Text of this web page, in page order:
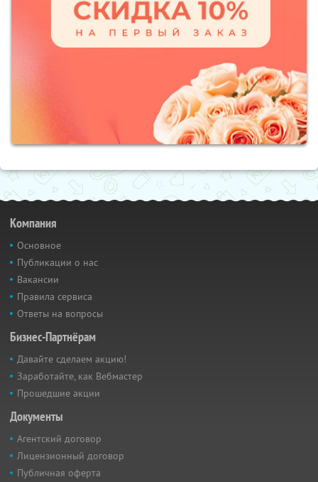
Компания
Основное
Публикации о нас
Вакансии
Правила сервиса
Ответы на вопросы
Бизнес-Партнёрам
Давайте сделаем акцию!
Заработайте, как Вебмастер
Прошедшие акции
Документы
Агентский договор
Лицензионный договор
Публичная оферта